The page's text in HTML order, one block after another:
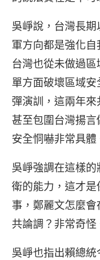
吳崢說，台灣長
軍方向都是強化自
台灣也從未做過
單方面破壞區域
彈演訓，這兩年來
甚至包圍台灣揚
安全恫嚇非常具體
吳崢強調在這樣
衛的能力，這才
事，鄭麗文怎麼
共論調？非常奇怪
吳崢也指出賴總